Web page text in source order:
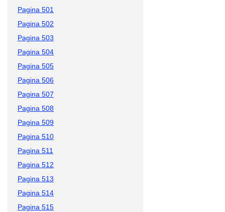
Pagina 501
Pagina 502
Pagina 503
Pagina 504
Pagina 505
Pagina 506
Pagina 507
Pagina 508
Pagina 509
Pagina 510
Pagina 511
Pagina 512
Pagina 513
Pagina 514
Pagina 515